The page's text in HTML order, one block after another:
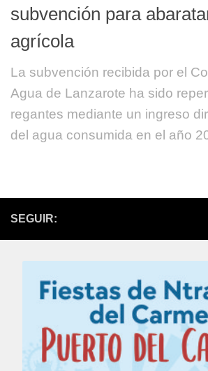
subvención para
agrícola
La subvención recibida por el
Agua de Lanzarote ha sido
regantes mediante un ingreso
del agua consumida en el año
SEGUIR: